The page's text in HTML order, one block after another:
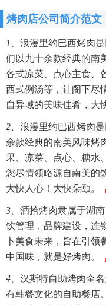
烤肉店公司简介范文
1、 浪漫里约巴西烤肉
们以九十余款经典的南
各式凉菜、点心主食、
西式例汤等，让阁下尽
自异域的美味佳肴，大
2、 浪漫里约巴西烤肉
余款经典的南美风味烤
果、凉菜、点心、糖水
您尽情领略源自南美的
大快人心！大快朵颐。
3、 酒拾烤肉隶属于湖
饮管理，品牌建设，连
卜美食未来，旨在引
中国味，就是好烤肉。
4、 汉斯特自助烤肉全
有韩餐文化的自助餐店